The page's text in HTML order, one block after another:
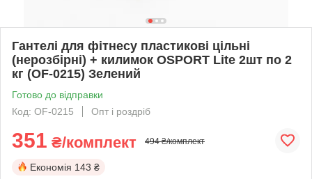
Гантелі для фітнесу пластикові цільні
(нерозбірні) + килимок OSPORT Lite 2шт по 2
кг (OF-0215) Зелений
Готово до відправки
Код: OF-0215
Опт і роздріб
351 ₴/комплект 494 ₴/комплект
Економія 143 ₴